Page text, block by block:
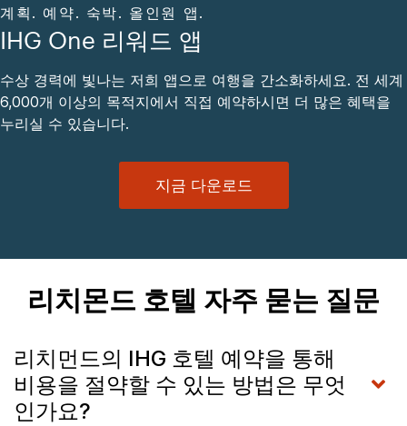
계획. 예약. 숙박. 올인원 앱.
IHG One 리워드 앱
수상 경력에 빛나는 저희 앱으로 여행을 간소화하세요. 전 세계
6,000개 이상의 목적지에서 직접 예약하시면 더 많은 혜택을
누리실 수 있습니다.
지금 다운로드
리치몬드 호텔 자주 묻는 질문
리치먼드의 IHG 호텔 예약을 통해
비용을 절약할 수 있는 방법은 무엇
인가요?